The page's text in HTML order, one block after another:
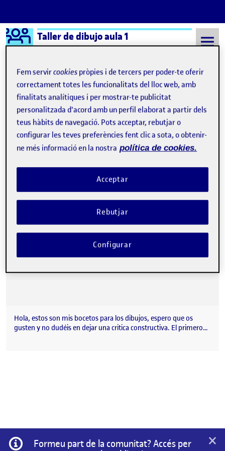
Saltar al contingut
Logo Ágora
Taller de dibujo aula 1
Semestre 20221 - Aula 1 17 Novembre, 2022
17 Novembre, 2022
Preentrega
Publicat per
Carlos Garzón de Alba
Data de publicació
-1 comentari
Hola, estos son mis bocetos para los dibujos, espero que os
gusten y no dudéis en dejar una critica constructiva. El primero…
Informació
Formeu part de la comunitat? Accés per
×
Fem servircookies pròpies i de tercers per poder-te oferir
correctament totes les funcionalitats del lloc web, amb
finalitats analítiques i per mostrar-te publicitat
personalitzada d'acord amb un perfil elaborat a partir dels
teus hàbits de navegació. Pots acceptar, rebutjar o
configurar les teves preferències fent clic a sota, o obtenir-
ne més informació en la nostra política de cookies.
Rebutjar
Acceptar
Configurar